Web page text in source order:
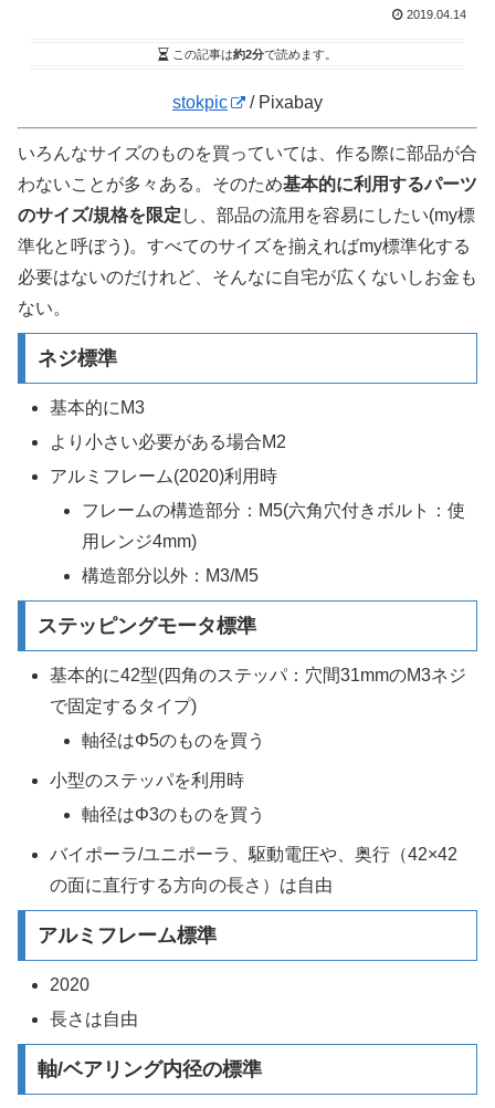
2019.04.14
この記事は約2分で読めます。
stokpic / Pixabay
いろんなサイズのものを買っていては、作る際に部品が合
わないことが多々ある。そのため基本的に利用するパーツ
のサイズ/規格を限定 し、部品の流用を容易にしたい(my標
準化と呼ぼう)。すべてのサイズを揃えればmy標準化する
必要はないのだけれど、そんなに自宅が広くないしお金も
ない。
ネジ標準
基本的にM3
より小さい必要がある場合M2
アルミフレーム(2020)利用時
フレームの構造部分：M5(六角穴付きボルト：使
用レンジ4mm)
構造部分以外：M3/M5
ステッピングモータ標準
基本的に42型(四角のステッパ：穴間31mmのM3ネジ
で固定するタイプ)
軸径はΦ5のものを買う
小型のステッパを利用時
軸径はΦ3のものを買う
バイポーラ/ユニポーラ、駆動電圧や、奥行（42×42
の面に直行する方向の長さ）は自由
アルミフレーム標準
2020
長さは自由
軸/ベアリング内径の標準